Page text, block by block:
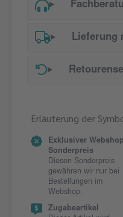
Lieferung
Erläuterung der
Exklusiver Webshop
Sonderpreis
Diesen Sonderpreis
gewähren wir nur bei
Bestellungen im
Webshop.
Zugabeartikel